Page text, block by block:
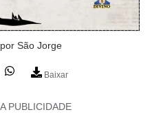
São Jorge
Baixar
PUBLICIDADE